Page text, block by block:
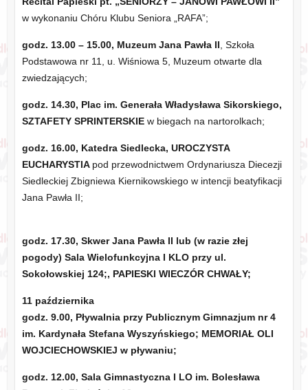
w wykonaniu Chóru Klubu Seniora „RAFA”;
godz. 13.00 – 15.00, Muzeum Jana Pawła II, Szkoła
Podstawowa nr 11, u. Wiśniowa 5, Muzeum otwarte dla
zwiedzających;
godz. 14.30, Plac im. Generała Władysława Sikorskiego,
SZTAFETY SPRINTERSKIEw biegach na nartorolkach;
godz. 16.00, Katedra Siedlecka, UROCZYSTA
EUCHARYSTIA pod przewodnictwem Ordynariusza Diecezji
Siedleckiej Zbigniewa Kiernikowskiego w intencji beatyfikacji
Jana Pawła II;
godz. 17.30, Skwer Jana Pawła II lub (w razie złej
pogody) Sala Wielofunkcyjna I KLO przy ul.
Sokołowskiej 124;, PAPIESKI WIECZÓR CHWAŁY;
11 października
godz. 9.00, Pływalnia przy Publicznym Gimnazjum nr 4
im. Kardynała Stefana Wyszyńskiego; MEMORIAŁ OLI
WOJCIECHOWSKIEJ w pływaniu;
godz. 12.00, Sala Gimnastyczna I LO im. Bolesława